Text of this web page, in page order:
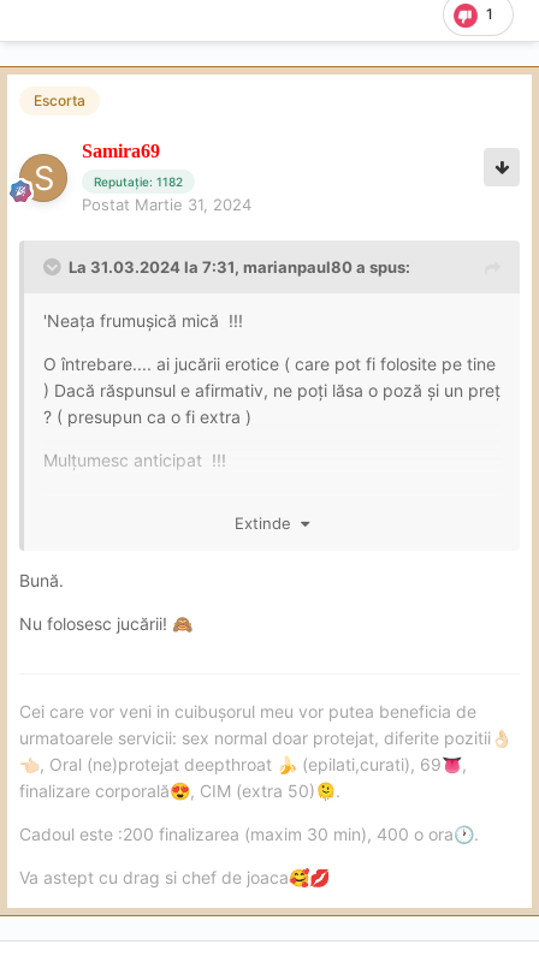
1
Escorta
Samira69
Reputație: 1182
Postat Martie 31, 2024
La 31.03.2024 la 7:31, marianpaul80a spus:
'Neața frumușică mică !!!
O întrebare.... ai jucării erotice ( care pot fi folosite pe tine
) Dacă răspunsul e afirmativ, ne poți lăsa o poză și un preț
? ( presupun ca o fi extra )
Mulțumesc anticipat !!!
Extinde
Bună.
Nu folosesc jucării! 🙈
Cei care vor veni in cuibușorul meu vor putea beneficia de
urmatoarele servicii: sex normal doar protejat, diferite pozitii👌🏻
👈🏻, Oral (ne)protejat deepthroat 🍌 (epilati,curati), 69👅,
finalizare corporală😍, CIM (extra 50)🫠.
Cadoul este :200 finalizarea (maxim 30 min), 400 o ora🕐.
Va astept cu drag si chef de joaca🥰💋